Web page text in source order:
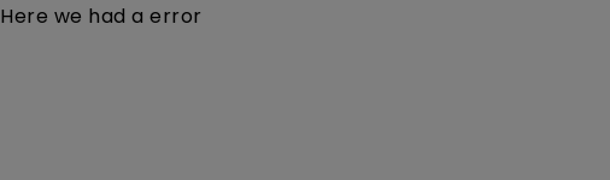
Here we had a error